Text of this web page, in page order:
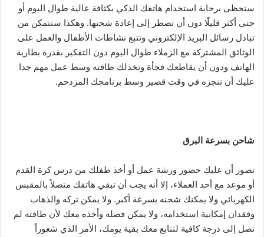
ستحظى برحابة استخدام هاتفك الذكي بكثافة عالية طوال اليوم أو
حتى أكثر قليلًا دون أن تضطر إلى إعادة شحنها. وهكذا ستتمكن من
تبادل رسائل البريد الإلكتروني وتتبع نشاطات الأطفال والعمل على
الوثائق المشتركة مع الزملاء طوال اليوم دون التفكير بقدرة بطارية
الهاتف ودون أن يقاطعك فجأة وتخذلك طاقته وسط عمل مهم جدا
عليك أن تنجزه في وقت قصير وسط برنامجك المزدحم.
شاحن بسرعة البرق
تصور أن عليك حضور ورشة عمل أو أخذ طفلك من درس كرة القدم
أو موعد مع أحد العملاء، إلا أنه يجب أن تبقي هاتفك متصلاً بالمقبس
الكهربائي ولا يمكنك شحنه بسرعة أكبر. ولا يمكن تركه والذهاب
وفقدان إمكانية استخدامه، ولا يمكن فصله وأخذه معك لأن طاقته لم
تصل إلى درجة كافية لتتابع معك بقية يومك، الأمر الذي شعوراً